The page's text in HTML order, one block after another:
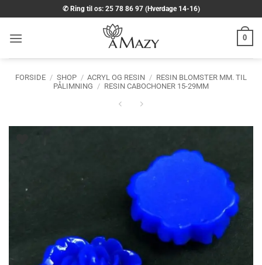
til
indhold
✆ Ring til os: 25 78 86 97 (Hverdage 14-16)
0
FORSIDE / SHOP / ACRYL OG RESIN / RESIN BLOMSTER MM. TIL
PÅLIMNING / RESIN CABOCHONER 15-29MM